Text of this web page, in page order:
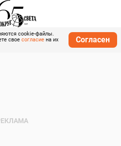
cookie-файлы.
свое согласие на их
Согласен